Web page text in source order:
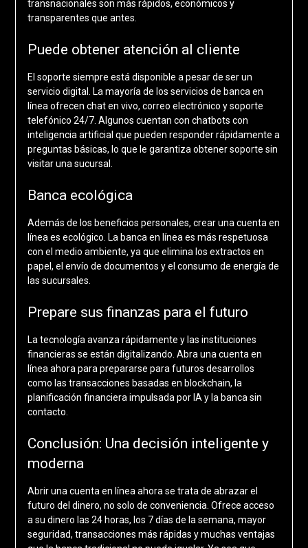
transnacionales son más rápidos, económicos y
transparentes que antes.
Puede obtener atención al cliente
El soporte siempre está disponible a pesar de ser un
servicio digital. La mayoría de los servicios de banca en
línea ofrecen chat en vivo, correo electrónico y soporte
telefónico 24/7. Algunos cuentan con chatbots con
inteligencia artificial que pueden responder rápidamente a
preguntas básicas, lo que le garantiza obtener soporte sin
visitar una sucursal.
Banca ecológica
Además de los beneficios personales, crear una cuenta en
línea es ecológico. La banca en línea es más respetuosa
con el medio ambiente, ya que elimina los extractos en
papel, el envío de documentos y el consumo de energía de
las sucursales.
Prepare sus finanzas para el futuro
La tecnología avanza rápidamente y las instituciones
financieras se están digitalizando. Abra una cuenta en
línea ahora para prepararse para futuros desarrollos
como las transacciones basadas en blockchain, la
planificación financiera impulsada por IA y la banca sin
contacto.
Conclusión: Una decisión inteligente y
moderna
Abrir una cuenta en línea ahora se trata de abrazar el
futuro del dinero, no solo de conveniencia. Ofrece acceso
a su dinero las 24 horas, los 7 días de la semana, mayor
seguridad, transacciones más rápidas y muchas ventajas